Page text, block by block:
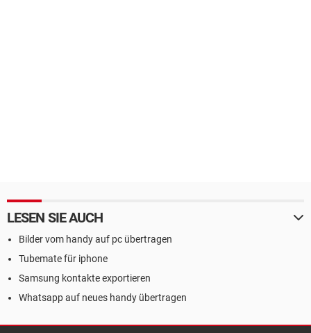
LESEN SIE AUCH
Bilder vom handy auf pc übertragen
Tubemate für iphone
Samsung kontakte exportieren
Whatsapp auf neues handy übertragen